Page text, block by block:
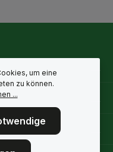
um eine
zu können.
...